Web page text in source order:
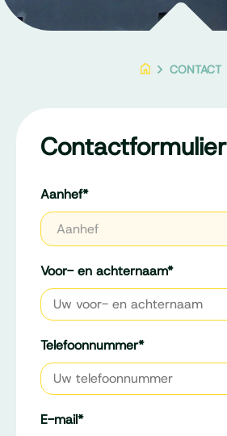
CONTACT
Contactformulier
Aanhef*
Voor- en achternaam*
Telefoonnummer*
E-mail*